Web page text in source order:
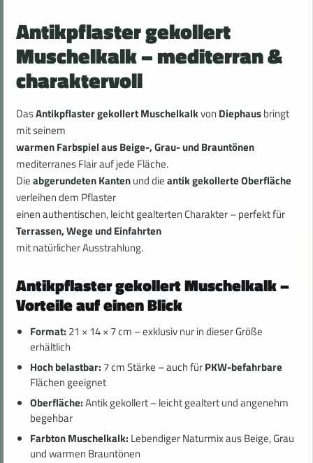
Antikpflaster gekollert
Muschelkalk – mediterran &
charaktervoll
DasAntikpflaster gekollert Muschelkalkvon Diephausbringt
mit seinem
warmen Farbspiel aus Beige-, Grau- und Brauntönen
mediterranes Flair auf jede Fläche.
Dieabgerundeten Kantenund dieantik gekollerte Oberfläche
verleihen dem Pflaster
einen authentischen, leicht gealterten Charakter – perfekt für
Terrassen, Wege und Einfahrten
mit natürlicher Ausstrahlung.
Antikpflaster gekollert Muschelkalk –
Vorteile auf einen Blick
Format: 21 × 14 × 7 cm – exklusiv nur in dieser Größe
erhältlich
Hoch belastbar: 7 cm Stärke – auch fürPKW-befahrbare
Flächen geeignet
Oberfläche:Antik gekollert – leicht gealtert und angenehm
begehbar
Farbton Muschelkalk: Lebendiger Naturmix aus Beige, Grau
und warmen Brauntönen